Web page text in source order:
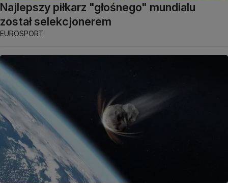
Najlepszy piłkarz "głośnego" mundialu
został selekcjonerem
EUROSPORT